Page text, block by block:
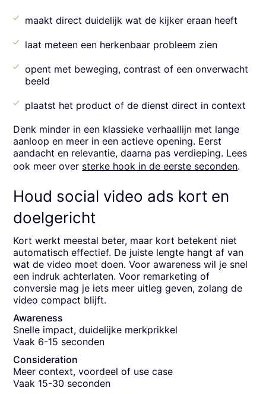
maakt direct duidelijk wat de kijker eraan heeft
laat meteen een herkenbaar probleem zien
opent met beweging, contrast of een onverwacht
beeld
plaatst het product of de dienst direct in context
Denk minder in een klassieke verhaallijn met lange
aanloop en meer in een actieve opening. Eerst
aandacht en relevantie, daarna pas verdieping. Lees
ook meer over sterke hook in de eerste seconden.
Houd social video ads kort en
doelgericht
Kort werkt meestal beter, maar kort betekent niet
automatisch effectief. De juiste lengte hangt af van
wat de video moet doen. Voor awareness wil je snel
een indruk achterlaten. Voor remarketing of
conversie mag je iets meer uitleg geven, zolang de
video compact blijft.
Awareness
Snelle impact, duidelijke merkprikkel
Vaak 6-15 seconden
Consideration
Meer context, voordeel of use case
Vaak 15-30 seconden